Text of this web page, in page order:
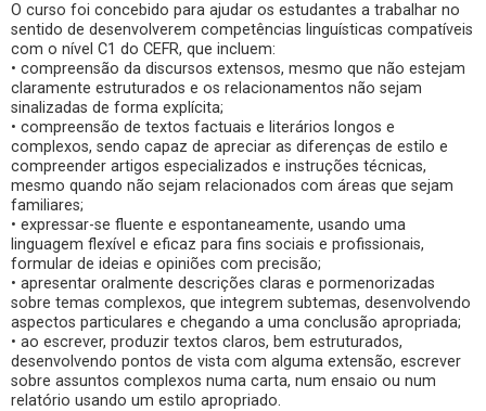
O curso foi concebido para ajudar os estudantes a trabalhar no
sentido de desenvolverem competências linguísticas compatíveis
com o nível C1 do CEFR, que incluem:
• compreensão da discursos extensos, mesmo que não estejam
claramente estruturados e os relacionamentos não sejam
sinalizadas de forma explícita;
• compreensão de textos factuais e literários longos e
complexos, sendo capaz de apreciar as diferenças de estilo e
compreender artigos especializados e instruções técnicas,
mesmo quando não sejam relacionados com áreas que sejam
familiares;
• expressar-se fluente e espontaneamente, usando uma
linguagem flexível e eficaz para fins sociais e profissionais,
formular de ideias e opiniões com precisão;
• apresentar oralmente descrições claras e pormenorizadas
sobre temas complexos, que integrem subtemas, desenvolvendo
aspectos particulares e chegando a uma conclusão apropriada;
• ao escrever, produzir textos claros, bem estruturados,
desenvolvendo pontos de vista com alguma extensão, escrever
sobre assuntos complexos numa carta, num ensaio ou num
relatório usando um estilo apropriado.